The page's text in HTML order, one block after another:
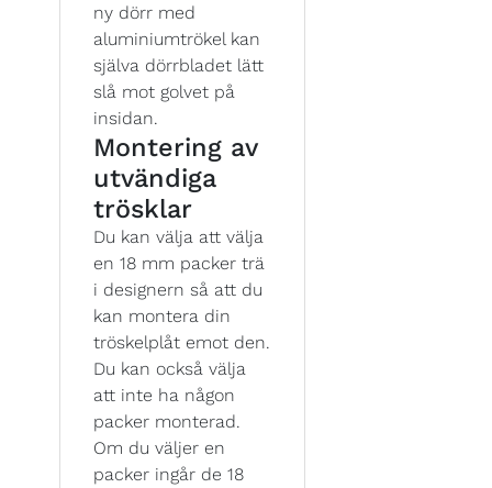
ny dörr med
aluminiumtrökel kan
själva dörrbladet lätt
slå mot golvet på
insidan.
Montering av
utvändiga
trösklar
Du kan välja att välja
en 18 mm packer trä
i designern så att du
kan montera din
tröskelplåt emot den.
Du kan också välja
att inte ha någon
packer monterad.
Om du väljer en
packer ingår de 18